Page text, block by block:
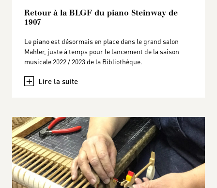
Retour à la BLGF du piano Steinway de
1907
Le piano est désormais en place dans le grand salon
Mahler, juste à temps pour le lancement de la saison
musicale 2022 / 2023 de la Bibliothèque.
+